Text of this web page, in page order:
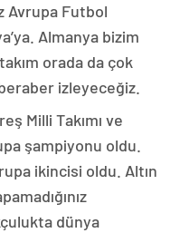
Avrupa Futbol
Almanya bizim
orada da çok
izleyeceğiz.
Milli Takımı ve
şampiyonu oldu.
ikincisi oldu. Altın
dünya